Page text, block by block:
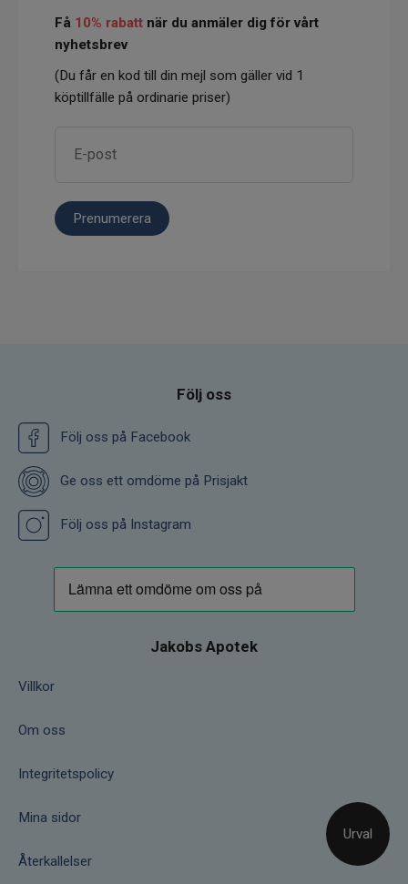
Urval
Få 10% rabatt när du anmäler dig för vårt
nyhetsbrev
(Du får en kod till din mejl som gäller vid 1
köptillfälle på ordinarie priser)
Prenumerera
Följ oss
Följ oss på Facebook
Ge oss ett omdöme på Prisjakt
Följ oss på Instagram
Jakobs Apotek
Villkor
Om oss
Integritetspolicy
Mina sidor
Återkallelser